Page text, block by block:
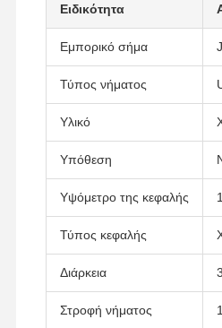
Σπίτι
Εμάς
Εργοστάσιο
Ειδικότητα
Εμπορικό σήμα
Τύπος νήματος
Υλικό
Υπόθεση
Υψόμετρο της κεφαλής
Τύπος κεφαλής
Διάρκεια
Στροφή νήματος